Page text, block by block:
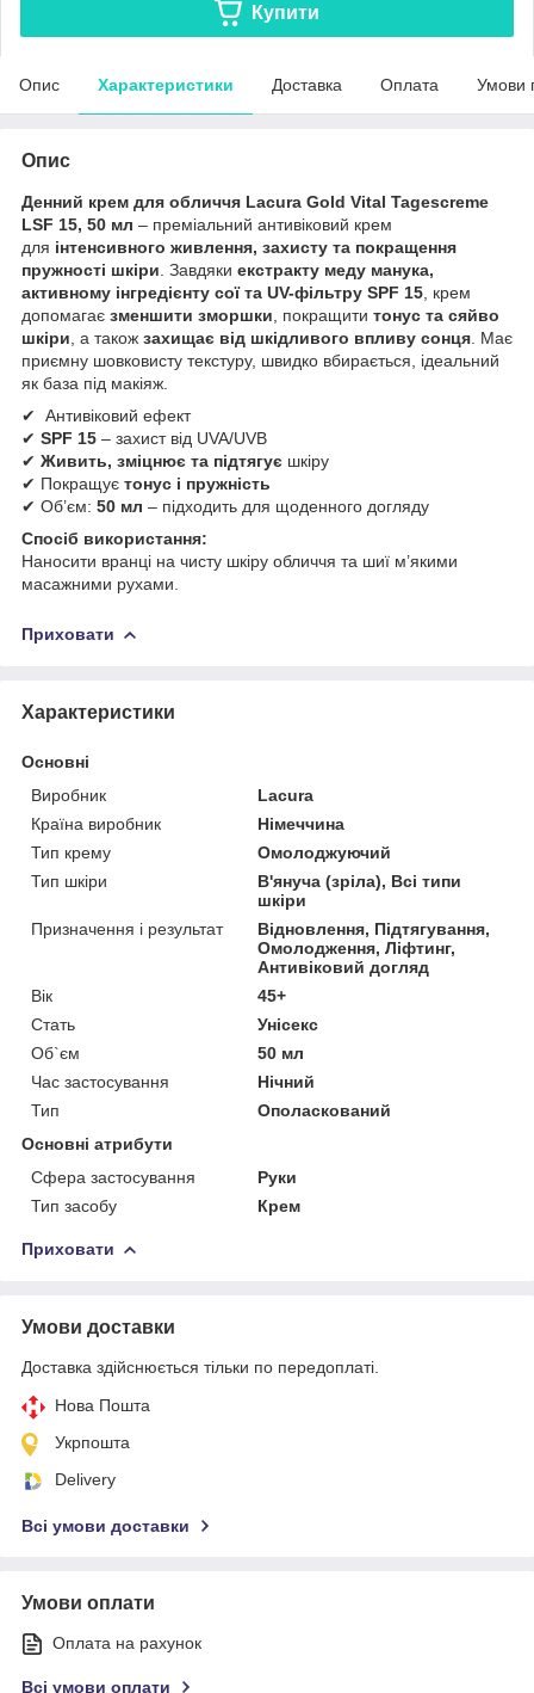
Купити
Опис Характеристики Доставка Оплата Умови
Опис
Денний крем для обличчя Lacura Gold Vital Tagescreme
LSF 15, 50 мл – преміальний антивіковий крем
для інтенсивного живлення, захисту та покращення
пружності шкіри . Завдяки екстракту меду манука,
активному інгредієнту сої та UV-фільтру SPF 15 , крем
допомагає зменшити зморшки , покращити тонус та сяйво
шкіри , а також захищає від шкідливого впливу сонця . Має
приємну шовковисту текстуру, швидко вбирається, ідеальний
як база під макіяж.
✔ Антивіковий ефект
✔ SPF 15 – захист від UVA/UVB
✔ Живить, зміцнює та підтягує шкіру
✔ Покращує тонус і пружність
✔ Об’єм: 50 мл – підходить для щоденного догляду
Спосіб використання:
Наносити вранці на чисту шкіру обличчя та шиї м’якими
масажними рухами.
Приховати
Характеристики
Основні
Виробник
Lacura
Країна виробник
Німеччина
Тип крему
Омолоджуючий
Тип шкіри
В'януча (зріла), Всі типи
шкіри
Призначення і результат
Відновлення, Підтягування,
Омолодження, Ліфтинг,
Антивіковий догляд
Вік
45+
Стать
Унісекс
Об`єм
50 мл
Час застосування
Нічний
Тип
Ополаскований
Основні атрибути
Сфера застосування
Руки
Тип засобу
Крем
Приховати
Умови доставки
Доставка здійснюється тільки по передоплаті.
Нова Пошта
Укрпошта
Delivery
Всі умови доставки
Умови оплати
Оплата на рахунок
Всі умови оплати